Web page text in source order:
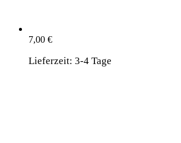
7,00 €
Lieferzeit: 3-4 Tage